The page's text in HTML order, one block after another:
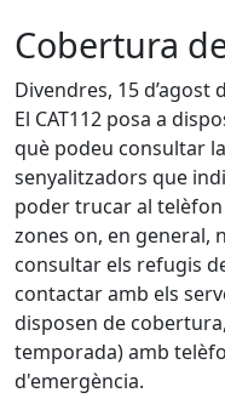
Cobertura
Divendres, 15 d’agost
El CAT112 posa a
què podeu consultar
senyalitzadors que
poder trucar al telèfon
zones on, en general,
consultar els refugis
contactar amb els
disposen de
temporada) amb
d'emergència.